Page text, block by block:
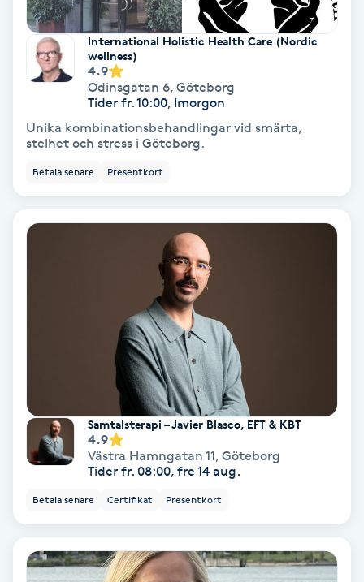
Celluliter
Color correction
Enzympeeling
Extensions
Extensions borttagning
International Holistic Health Care (Nordic
wellness)
4.9
Odinsgatan 6, Göteborg
Tider fr. 10:00, Imorgon
Unika kombinationsbehandlingar vid smärta,
stelhet och stress i Göteborg.
Betala senare Presentkort
Samtalsterapi – Javier Blasco, EFT & KBT
4.9
Västra Hamngatan 11, Göteborg
Tider fr. 08:00, fre 14 aug.
Betala senare Certifikat Presentkort